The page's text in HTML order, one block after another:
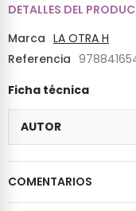
DETALLES DEL
Marca LA OTRA H
Referencia
Ficha técnica
AUTOR
COMENTARIOS